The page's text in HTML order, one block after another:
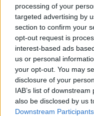
processing of your
targeted advertising by
section to confirm your
opt-out request is
interest-based ads
us or personal
your opt-out. You may
disclosure of your
IAB’s list of
also be disclosed by us
Downstream Participants
Mezey Barna
Arany Éva
A